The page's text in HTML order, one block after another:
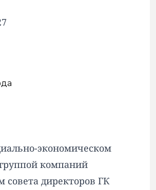
экономическом
компаний
совета директоров ГК